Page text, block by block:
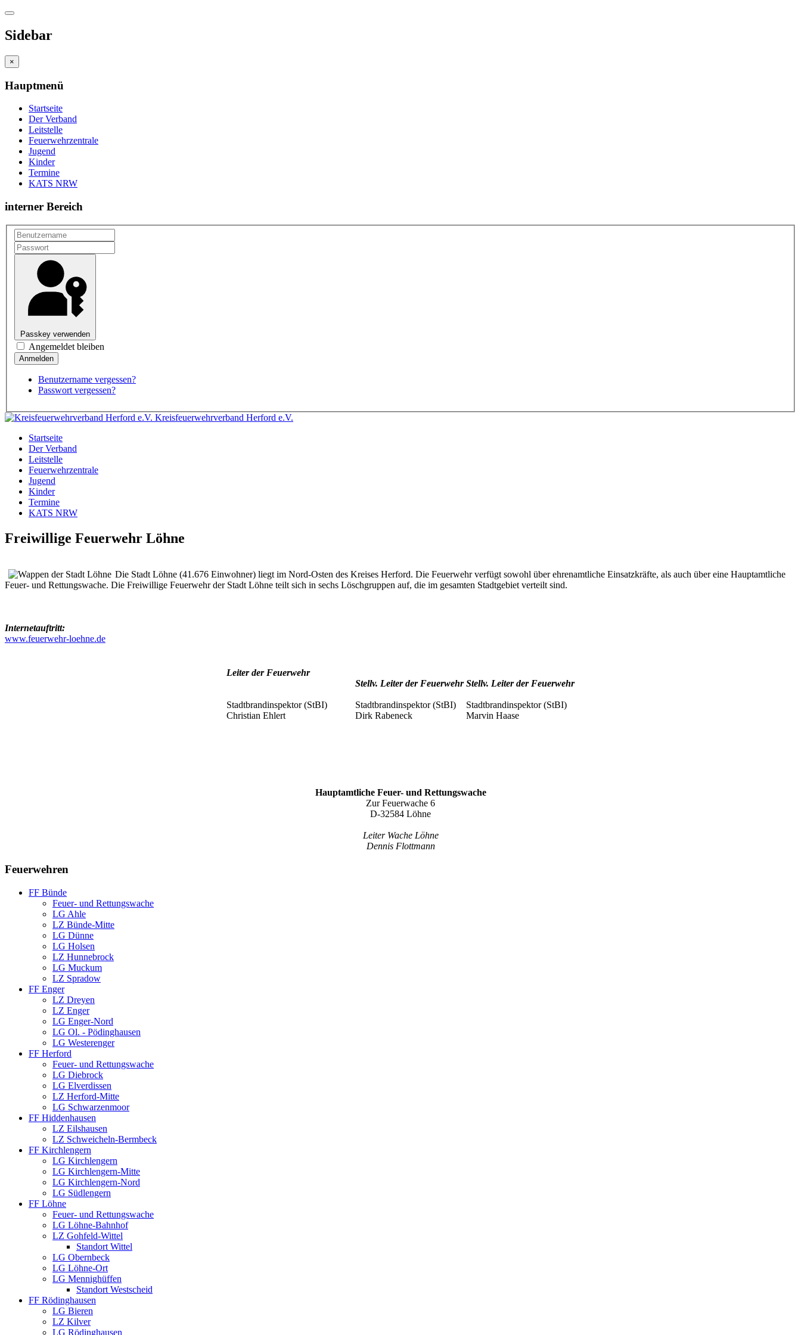
Sidebar
×
Hauptmenü
Startseite
Der Verband
Leitstelle
Feuerwehrzentrale
Jugend
Kinder
Termine
KATS NRW
interner Bereich
Passkey verwenden
Angemeldet bleiben
Benutzername vergessen?
Passwort vergessen?
Kreisfeuerwehrverband Herford e.V.
Startseite
Der Verband
Leitstelle
Feuerwehrzentrale
Jugend
Kinder
Termine
KATS NRW
Freiwillige Feuerwehr Löhne
Die Stadt Löhne (41.676 Einwohner) liegt im Nord-Osten des Kreises Herford. Die Feuerwehr verfügt sowohl über ehrenamtliche Einsatzkräfte, als auch über eine Hauptamtliche
Feuer- und Rettungswache. Die Freiwillige Feuerwehr der Stadt Löhne teilt sich in sechs Löschgruppen auf, die im gesamten Stadtgebiet verteilt sind.
Internetauftritt:
www.feuerwehr-loehne.de
Leiter der Feuerwehr
Stadtbrandinspektor (StBI)
Christian Ehlert
Stellv. Leiter der Feuerwehr
Stadtbrandinspektor (StBI)
Dirk Rabeneck
Stellv. Leiter der Feuerwehr
Stadtbrandinspektor (StBI)
Marvin Haase
Hauptamtliche Feuer- und Rettungswache
Zur Feuerwache 6
D-32584 Löhne
Leiter Wache Löhne
Dennis Flottmann
Feuerwehren
FF Bünde
Feuer- und Rettungswache
LG Ahle
LZ Bünde-Mitte
LG Dünne
LG Holsen
LZ Hunnebrock
LG Muckum
LZ Spradow
FF Enger
LZ Dreyen
LZ Enger
LG Enger-Nord
LG Ol. - Pödinghausen
LG Westerenger
FF Herford
Feuer- und Rettungswache
LG Diebrock
LG Elverdissen
LZ Herford-Mitte
LG Schwarzenmoor
FF Hiddenhausen
LZ Eilshausen
LZ Schweicheln-Bermbeck
FF Kirchlengern
LG Kirchlengern
LG Kirchlengern-Mitte
LG Kirchlengern-Nord
LG Südlengern
FF Löhne
Feuer- und Rettungswache
LG Löhne-Bahnhof
LZ Gohfeld-Wittel
Standort Wittel
LG Obernbeck
LG Löhne-Ort
LG Mennighüffen
Standort Westscheid
FF Rödinghausen
LG Bieren
LZ Kilver
LG Rödinghausen